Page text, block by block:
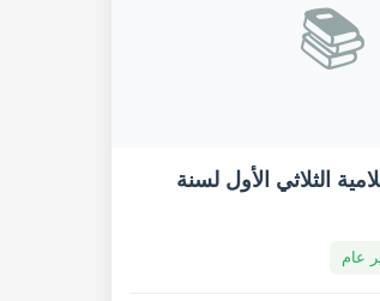
📚
الثلاثي الأول لسنة
عام